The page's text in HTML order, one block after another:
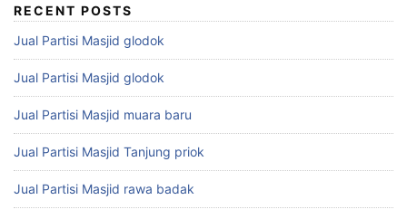
RECENT POSTS
Jual Partisi Masjid glodok
Jual Partisi Masjid glodok
Jual Partisi Masjid muara baru
Jual Partisi Masjid Tanjung priok
Jual Partisi Masjid rawa badak